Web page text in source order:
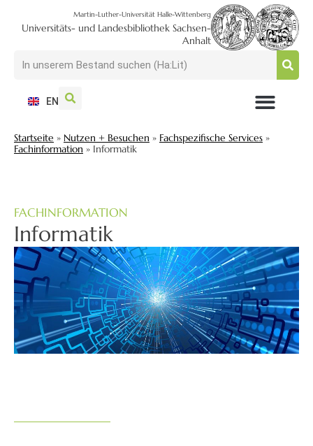
Martin-Luther-Universität Halle-Wittenberg
Universitäts- und Landesbibliothek Sachsen-
Anhalt
EN
Startseite » Nutzen + Besuchen » Fachspezifische Services »
Fachinformation » Informatik
FACHINFORMATION
Informatik